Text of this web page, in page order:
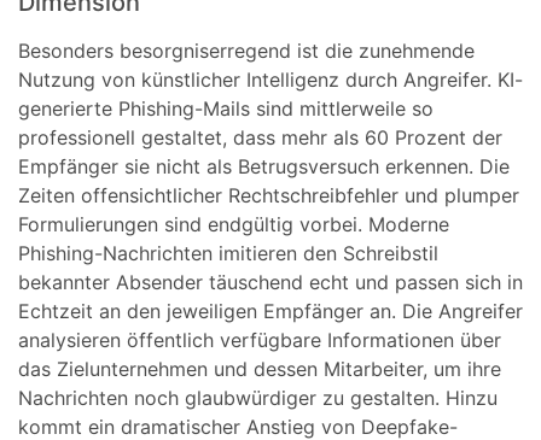
Besonders besorgniserregend ist die zunehmende
Nutzung von künstlicher Intelligenz durch Angreifer. KI-
generierte Phishing-Mails sind mittlerweile so
professionell gestaltet, dass mehr als 60 Prozent der
Empfänger sie nicht als Betrugsversuch erkennen. Die
Zeiten offensichtlicher Rechtschreibfehler und plumper
Formulierungen sind endgültig vorbei. Moderne
Phishing-Nachrichten imitieren den Schreibstil
bekannter Absender täuschend echt und passen sich in
Echtzeit an den jeweiligen Empfänger an. Die Angreifer
analysieren öffentlich verfügbare Informationen über
das Zielunternehmen und dessen Mitarbeiter, um ihre
Nachrichten noch glaubwürdiger zu gestalten. Hinzu
kommt ein dramatischer Anstieg von Deepfake-